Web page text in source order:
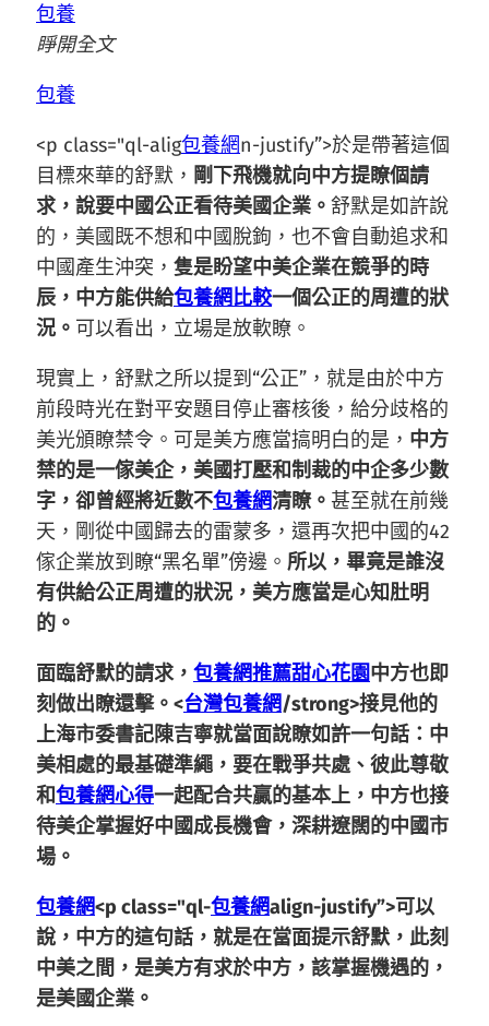
包養
睜開全文
包養
<p class="ql-alig包養網n-justify”>於是帶著這個
目標來華的舒默， 剛下飛機就向中方提瞭個請
求，說要中國公正看待美國企業。 舒默是如許說
的，美國既不想和中國脫鉤，也不會自動追求和
中國產生沖突， 隻是盼望中美企業在競爭的時
辰，中方能供給包養網比較一個公正的周遭的狀
況。 可以看出，立場是放軟瞭。
現實上，舒默之所以提到“公正”，就是由於中方
前段時光在對平安題目停止審核後，給分歧格的
美光頒瞭禁令。可是美方應當搞明白的是， 中方
禁的是一傢美企，美國打壓和制裁的中企多少數
字，卻曾經將近數不包養網清瞭。 甚至就在前幾
天，剛從中國歸去的雷蒙多，還再次把中國的42
傢企業放到瞭“黑名單”傍邊。 所以，畢竟是誰沒
有供給公正周遭的狀況，美方應當是心知肚明
的。
面臨舒默的請求， 包養網推薦甜心花園中方也即
刻做出瞭還擊。<台灣包養網/strong>接見他的
上海市委書記陳吉寧就當面說瞭如許一句話：中
美相處的最基礎準繩，要在戰爭共處、彼此尊敬
和包養網心得一起配合共贏的基本上， 中方也接
待美企掌握好中國成長機會，深耕遼闊的中國市
場。
包養網<p class="ql-包養網align-justify”>可以
說，中方的這句話，就是在當面提示舒默，此刻
中美之間，是美方有求於中方，該掌握機遇的，
是美國企業。